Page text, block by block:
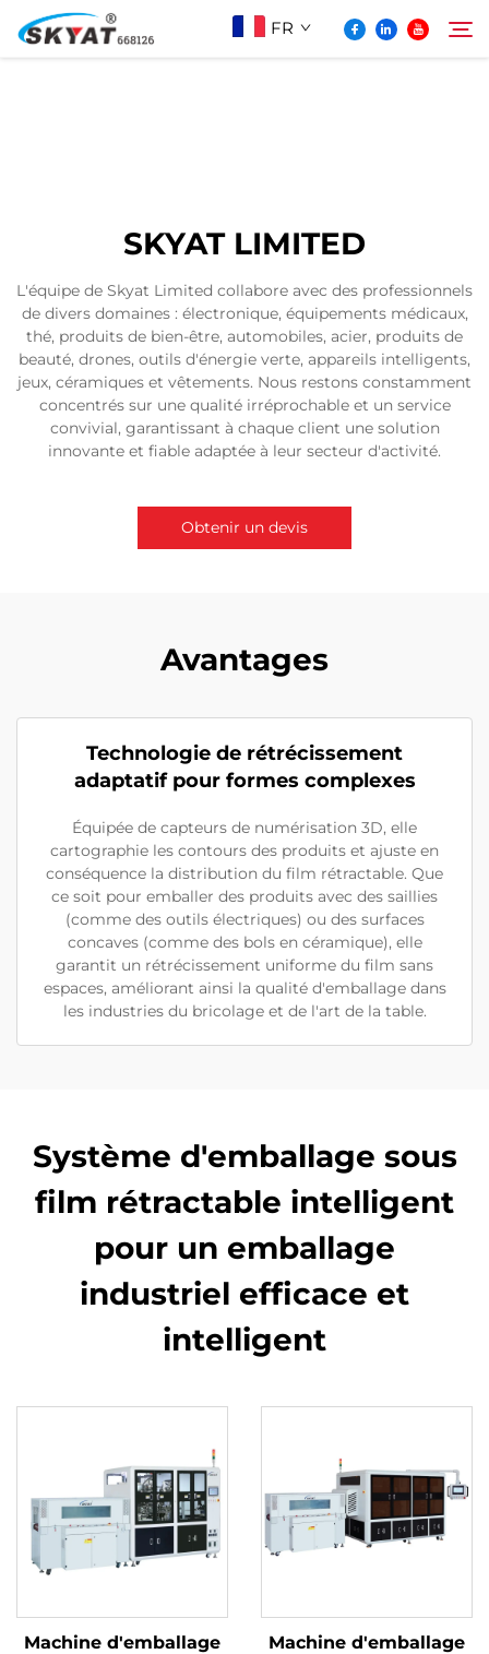
FR
Vidéo Et Application
Projets
SKYAT LIMITED
L'équipe de Skyat Limited collabore avec des professionnels
de divers domaines : électronique, équipements médicaux,
thé, produits de bien-être, automobiles, acier, produits de
beauté, drones, outils d'énergie verte, appareils intelligents,
jeux, céramiques et vêtements. Nous restons constamment
concentrés sur une qualité irréprochable et un service
convivial, garantissant à chaque client une solution
innovante et fiable adaptée à leur secteur d'activité.
Obtenir un devis
Avantages
Technologie de rétrécissement
adaptatif pour formes complexes
Équipée de capteurs de numérisation 3D, elle
cartographie les contours des produits et ajuste en
conséquence la distribution du film rétractable. Que
ce soit pour emballer des produits avec des saillies
(comme des outils électriques) ou des surfaces
concaves (comme des bols en céramique), elle
garantit un rétrécissement uniforme du film sans
espaces, améliorant ainsi la qualité d'emballage dans
les industries du bricolage et de l'art de la table.
Système d'emballage sous
film rétractable intelligent
pour un emballage
industriel efficace et
intelligent
Machine d'emballage
Machine d'emballage